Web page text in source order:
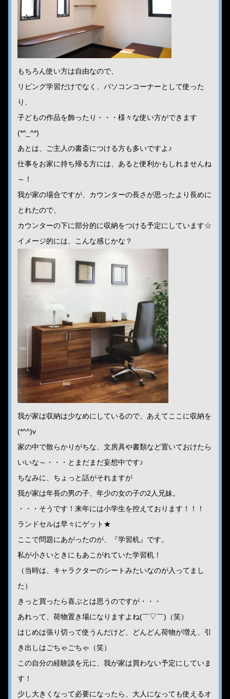
もちろん使い方は自由なので、
リビング学習だけでなく、パソコンコーナーとして使った
り、
子どもの作品を飾ったり・・・様々な使い方ができます
(*^_^*)
あとは、ご主人の書斎につける方も多いですよ♪
仕事をお家に持ち帰る方には、あると便利かもしれませんね
～！
我が家の場合ですが、カウンターの長さが思ったより長めに
とれたので、
カウンターの下に部分的に収納をつける予定にしています☆
イメージ的には、こんな感じかな？
我が家は収納は少なめにしているので、あえてここに収納を
(*^^)v
家の中で散らかりがちな、文房具や書類など置いておけたら
いいな～・・・とまだまだ妄想中です♪
ちなみに、ちょっと話がそれますが
我が家は年長の男の子、年少の女の子の2人兄妹。
・・・そうです！来年には小学生を控えております！！！
ランドセルは早々にゲット★
ここで問題にあがったのが、『学習机』です。
私が小さいときにもあこがれていた学習机！
（当時は、キャラクターのシートみたいなのが入ってまし
た）
きっと買ったら喜ぶとは思うのですが・・・
あれって、荷物置き場になりますよね(￣▽￣)（笑）
はじめは張り切って使うんだけど、どんどん荷物が増え、引
き出しはごちゃごちゃ（笑）
この自分の経験談を元に、我が家は買わない予定にしていま
す！
少し大きくなって必要になったら、大人になっても使えるオ